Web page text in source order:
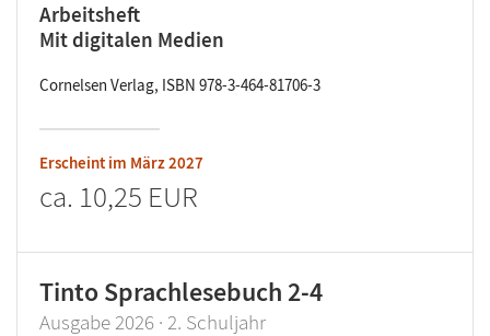
Arbeitsheft
Mit digitalen Medien
Cornelsen Verlag, ISBN 978-3-464-81706-3
Erscheint im März 2027
ca. 10,25 EUR
Tinto Sprachlesebuch 2-4
Ausgabe 2026 · 2. Schuljahr